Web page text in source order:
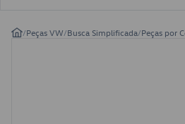
/Peças VW/Busca Simplificada/Peças por